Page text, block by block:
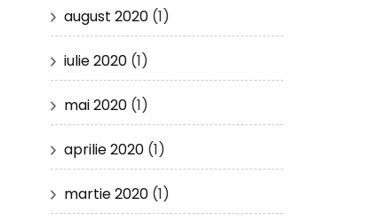
august 2020(1)
iulie 2020(1)
mai 2020(1)
aprilie 2020(1)
martie 2020(1)